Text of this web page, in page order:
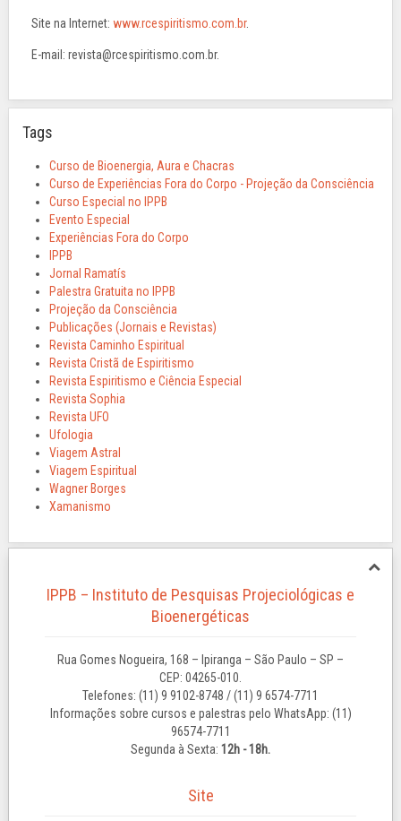
Site na Internet: www.rcespiritismo.com.br.
E-mail: revista@rcespiritismo.com.br.
Tags
Curso de Bioenergia, Aura e Chacras
Curso de Experiências Fora do Corpo - Projeção da Consciência
Curso Especial no IPPB
Evento Especial
Experiências Fora do Corpo
IPPB
Jornal Ramatís
Palestra Gratuita no IPPB
Projeção da Consciência
Publicações (Jornais e Revistas)
Revista Caminho Espiritual
Revista Cristã de Espiritismo
Revista Espiritismo e Ciência Especial
Revista Sophia
Revista UFO
Ufologia
Viagem Astral
Viagem Espiritual
Wagner Borges
Xamanismo
IPPB – Instituto de Pesquisas Projeciológicas e
Bioenergéticas
Rua Gomes Nogueira, 168 – Ipiranga – São Paulo – SP –
CEP: 04265-010.
Telefones: (11) 9 9102-8748 / (11) 9 6574-7711
Informações sobre cursos e palestras pelo WhatsApp: (11)
96574-7711
Segunda à Sexta: 12h - 18h.
Site